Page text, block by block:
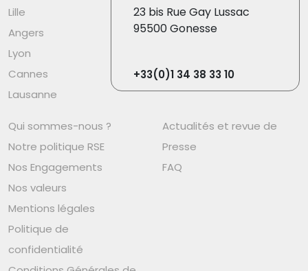
Lille
Angers
Lyon
Cannes
Lausanne
23 bis Rue Gay Lussac
95500 Gonesse
+33(0)1 34 38 33 10
Qui sommes-nous ?
Notre politique RSE
Nos Engagements
Nos valeurs
Mentions légales
Politique de
confidentialité
Actualités et revue de
Presse
FAQ